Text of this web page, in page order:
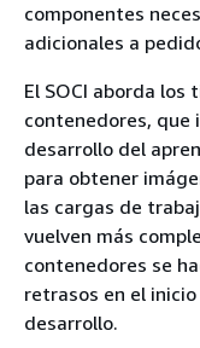
componentes
adicionales a
El SOCI aborda
contenedores, que
desarrollo del
para obtener
las cargas de
vuelven más
contenedores se
retrasos en el
desarrollo.